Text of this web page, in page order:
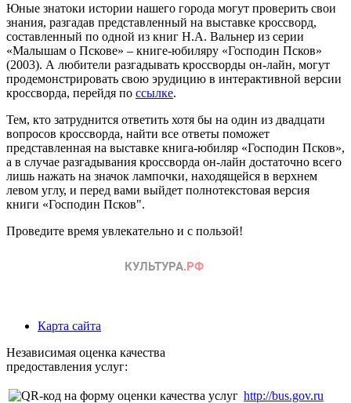
Юные знатоки истории нашего города могут проверить свои
знания, разгадав представленный на выставке кроссворд,
составленный по одной из книг Н.А. Вальнер из серии
«Малышам о Пскове» – книге-юбиляру «Господин Псков»
(2003). А любители разгадывать кроссворды он-лайн, могут
продемонстрировать свою эрудицию в интерактивной версии
кроссворда, перейдя по ссылке.
Тем, кто затруднится ответить хотя бы на один из двадцати
вопросов кроссворда, найти все ответы поможет
представленная на выставке книга-юбиляр «Господин Псков»,
а в случае разгадывания кроссворда он-лайн достаточно всего
лишь нажать на значок лампочки, находящейся в верхнем
левом углу, и перед вами выйдет полнотекстовая версия
книги «Господин Псков".
Проведите время увлекательно и с пользой!
Карта сайта
Независимая оценка качества
предоставления услуг:
http://bus.gov.ru